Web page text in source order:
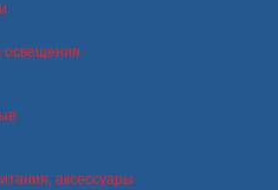
освещения
аксессуары